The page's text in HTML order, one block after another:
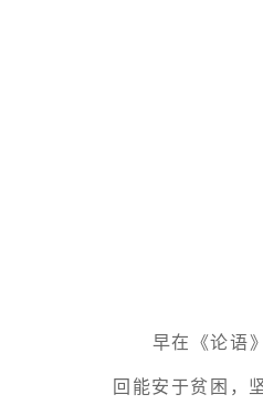
早在《论语
回能安于贫困，